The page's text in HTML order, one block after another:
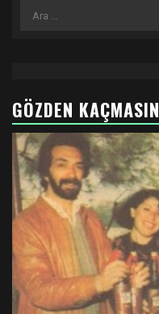
Arama:
GÖZDEN KAÇMASIN